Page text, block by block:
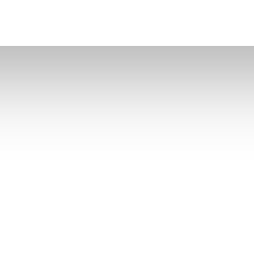
bei den USA um ein Land,